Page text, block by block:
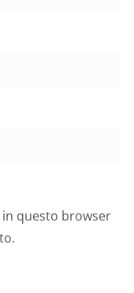
in questo browser